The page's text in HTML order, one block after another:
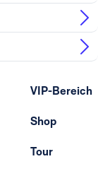
VIP-Bereich
Shop
Tour